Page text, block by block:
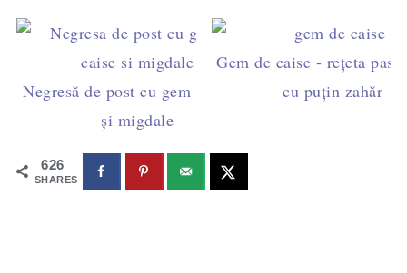
Negresă de post cu gem de caise
și migdale
Gem de caise - rețeta pas
cu puțin zahăr
626
SHARES